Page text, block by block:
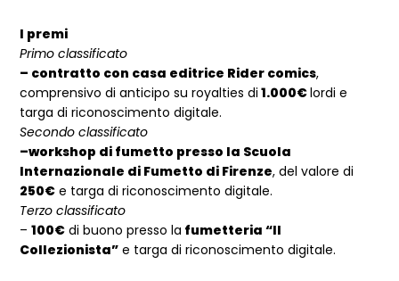
I premi
Primo classificato
– contratto con casa editrice Rider comics,
comprensivo di anticipo su royalties di 1.000€lordi e
targa di riconoscimento digitale.
Secondo classificato
–workshop di fumetto presso la Scuola
Internazionale di Fumetto di Firenze, del valore di
250€ e targa di riconoscimento digitale.
Terzo classificato
–100€ di buono presso la fumetteria “Il
Collezionista” e targa di riconoscimento digitale.